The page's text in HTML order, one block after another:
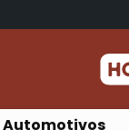
Automotivos